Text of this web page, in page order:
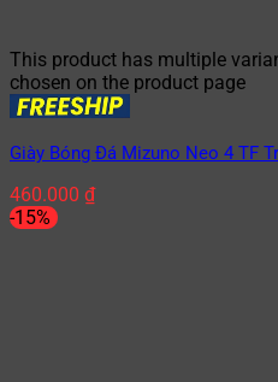
This product has multiple
chosen on the product page
Giày Bóng Đá Mizuno Neo 4 TF
460.000 ₫
-15%